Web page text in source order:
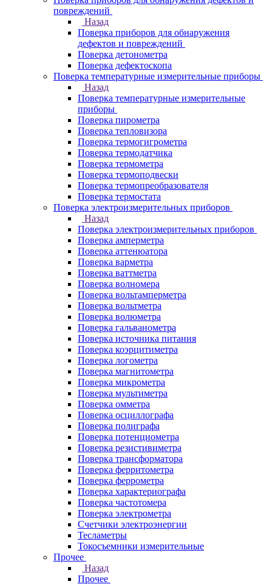
повреждений
Назад
Поверка приборов для обнаружения
дефектов и повреждений
Поверка детонометра
Поверка дефектоскопа
Поверка температурные измерительные приборы
Назад
Поверка температурные измерительные
приборы
Поверка пирометра
Поверка тепловизора
Поверка термогигрометра
Поверка термодатчика
Поверка термометра
Поверка термоподвески
Поверка термопреобразователя
Поверка термостата
Поверка электроизмерительных приборов
Назад
Поверка электроизмерительных приборов
Поверка амперметра
Поверка аттенюатора
Поверка варметра
Поверка ваттметра
Поверка волномера
Поверка вольтамперметра
Поверка вольтметра
Поверка волюметра
Поверка гальванометра
Поверка источника питания
Поверка коэрцитиметра
Поверка логометра
Поверка магнитометра
Поверка микрометра
Поверка мультиметра
Поверка омметра
Поверка осциллографа
Поверка полиграфа
Поверка потенциометра
Поверка резистивиметра
Поверка трансформатора
Поверка ферритометра
Поверка феррометра
Поверка характериографа
Поверка частотомера
Поверка электрометра
Счетчики электроэнергии
Тесламетры
Токосъемники измерительные
Прочее
Назад
Прочее